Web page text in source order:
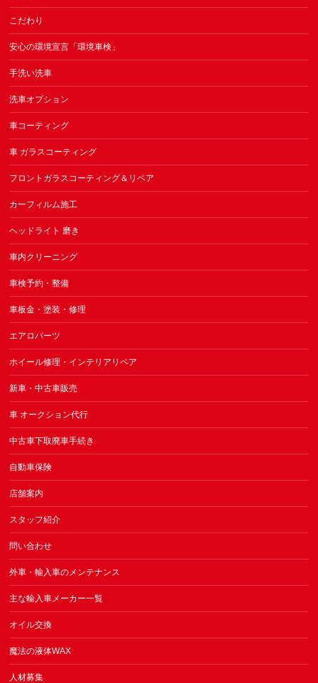
こだわり
安心の環境宣言「環境車検」
手洗い洗車
洗車オプション
車コーティング
車 ガラスコーティング
フロントガラスコーティング＆リペア
カーフィルム施工
ヘッドライト 磨き
車内クリーニング
車検予約・整備
車板金・塗装・修理
エアロパーツ
ホイール修理・インテリアリペア
新車・中古車販売
車 オークション代行
中古車下取廃車手続き
自動車保険
店舗案内
スタッフ紹介
問い合わせ
外車・輸入車のメンテナンス
主な輸入車メーカー一覧
オイル交換
魔法の液体WAX
人材募集